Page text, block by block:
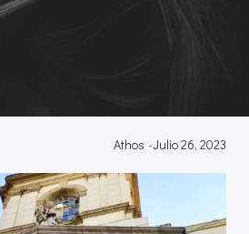
Athos -Julio 26, 2023